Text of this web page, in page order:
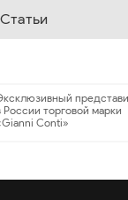
Статьи
России торговой марки
Conti»